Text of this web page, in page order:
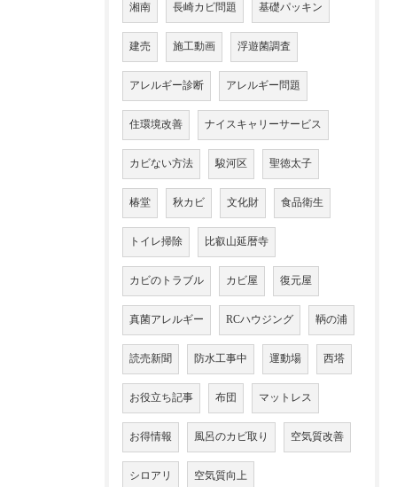
湘南 長崎カビ問題 基礎パッキン
建売 施工動画 浮遊菌調査
アレルギー診断 アレルギー問題
住環境改善 ナイスキャリーサービス
カビない方法 駿河区 聖徳太子
椿堂 秋カビ 文化財 食品衛生
トイレ掃除 比叡山延暦寺
カビのトラブル カビ屋 復元屋
真菌アレルギー RCハウジング 鞆の浦
読売新聞 防水工事中 運動場 西塔
お役立ち記事 布団 マットレス
お得情報 風呂のカビ取り 空気質改善
シロアリ 空気質向上